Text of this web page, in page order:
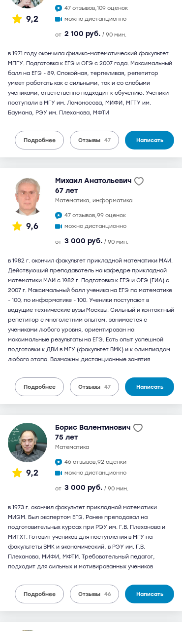
9,2
47 отзывов,109 оценок
можно дистанционно
от 2 100 руб. / 90 мин.
в 1971 году окончила физико-математический факультет
МПГУ. Подготовка к ЕГЭ и ОГЭ с 2007 года. Максимальный
балл на ЕГЭ - 89. Спокойная, терпеливая, репетитор
умеет работать как с сильными, так и со слабыми
учениками, ответственно подходит к обучению. Ученики
поступали в МГУ им. Ломоносова, МИФИ, МГТУ им.
Баумана, РЭУ им. Плеханова, МФТИ
Подробнее Отзывы 47 Написать
9,6
Михаил Анатольевич
67 лет
математика, информатика
47 отзывов,99 оценок
можно дистанционно
от 3 000 руб. / 90 мин.
в 1982 г. окончил факультет прикладной математики МАИ.
Действующий преподаватель на кафедре прикладной
математики МАИ с 1982 г. Подготовка к ЕГЭ и ОГЭ (ГИА) с
2007 г. Максимальный балл ученика на ЕГЭ по математике
- 100, по информатике - 100. Ученики поступают в
ведущие технические вузы Москвы. Сильный и контактный
репетитор с многолетним опытом, занимается с
учениками любого уровня, ориентирован на
максимальные результаты на ЕГЭ. Есть опыт успешной
подготовки к ДВИ в МГУ (факультет ВМК) и к олимпиадам
любого этапа. Возможны дистанционные занятия
Подробнее Отзывы 47 Написать
9,2
Борис Валентинович
75 лет
математика
46 отзывов,92 оценки
можно дистанционно
от 3 000 руб. / 90 мин.
в 1973 г. окончил факультет прикладной математики
МИЭМ. Был экспертом ЕГЭ. Ранее преподавал на
подготовительных курсах при РЭУ им. Г.В. Плеханова и
МИТХТ. Готовит учеников для поступления в МГУ на
факультеты ВМК и экономический, в РЭУ им. Г.В.
Плеханова, МИФИ, МФТИ. Требовательный педагог,
подходит для сильных и мотивированных учеников
Подробнее Отзывы 46 Написать